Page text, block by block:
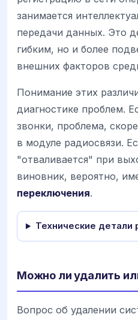
занимается
передачи данных. Это
гибким, но и более
внешних факторов
Понимание этих
диагностике проблем.
звонки, проблема,
в модуле радиосвязи.
"отваливается" при
виновник, вероятно,
переключения.
Технические детали
Можно ли удалить
Вопрос об удалении